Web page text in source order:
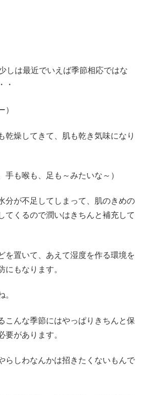
しは最近でいえば季節相応ではな
・
）
乾燥してきて、肌も乾き気味になり
手も喉も、足も～みたいな～）
分が不足してしまって、肌のきめの
てくるので潤いはきちんと補充して
を置いて、あえて湿度を作る環境を
にもなります。
。
こんな季節にはやっぱりきちんと保
要があります。
らしわなんかは招きたくないもんで